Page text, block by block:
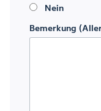
Nein
Bemerkung